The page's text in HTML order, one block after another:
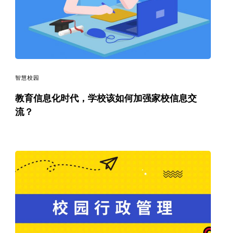
智慧校园
教育信息化时代，学校该如何加强家校信息交
流？